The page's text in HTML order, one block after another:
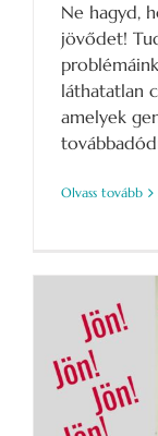
Ne hagyd,
jövődet!
láthatatlan
amelyek
Olvass tovább